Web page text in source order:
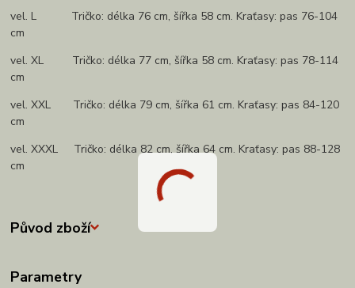
vel. L Tričko: délka 76 cm, šířka 58 cm. Kraťasy: pas 76-104
cm
vel. XL Tričko: délka 77 cm, šířka 58 cm. Kraťasy: pas 78-114
cm
vel. XXL Tričko: délka 79 cm, šířka 61 cm. Kraťasy: pas 84-120
cm
vel. XXXL Tričko: délka 82 cm, šířka 64 cm. Kraťasy: pas 88-128
cm
Původ zboží
Parametry